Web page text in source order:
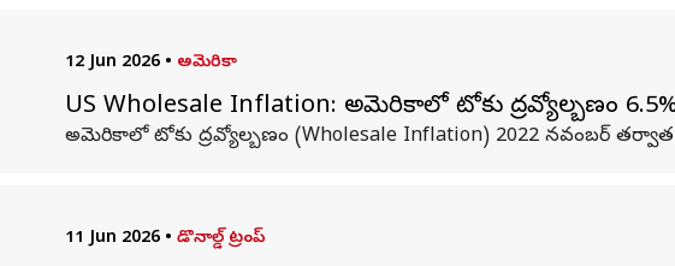
12 Jun 2026 • అమెరికా
US Wholesale Inflation: అమెరికాలో టోకు ద్రవ్యోల్బణం
అమెరికాలో టోకు ద్రవ్యోల్బణం (Wholesale Inflation) 2022 నవంబర్
11 Jun 2026 • డొనాల్డ్ ట్రంప్